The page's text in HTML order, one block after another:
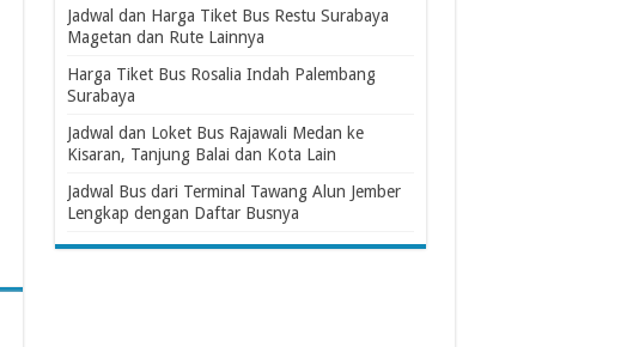
Jadwal dan Harga Tiket Bus Restu Surabaya
Magetan dan Rute Lainnya
Harga Tiket Bus Rosalia Indah Palembang
Surabaya
Jadwal dan Loket Bus Rajawali Medan ke
Kisaran, Tanjung Balai dan Kota Lain
Jadwal Bus dari Terminal Tawang Alun Jember
Lengkap dengan Daftar Busnya